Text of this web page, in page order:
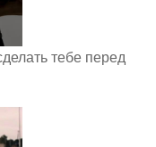
тебе перед